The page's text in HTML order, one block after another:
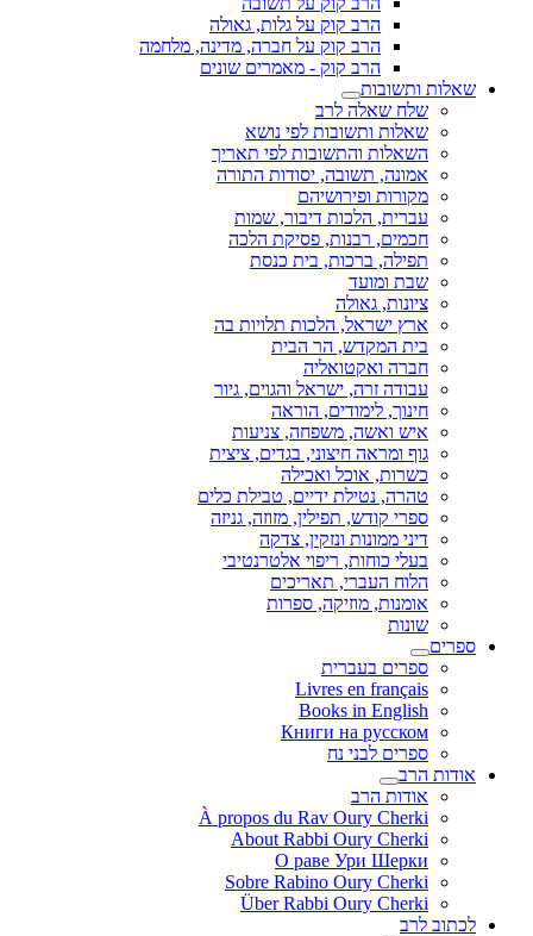
הרב קוק על גלות, גאולה
הרב קוק על חברה, מדינה, מלחמה
הרב קוק - מאמרים שונים
שאלות ותשובות
שלח שאלה לרב
שאלות ותשובות לפי נושא
השאלות והתשובות לפי תאריך
אמונה, תשובה, יסודות התורה
מקורות ופירושיהם
עברית, הלכות דיבור, שמות
חכמים, רבנות, פסיקת הלכה
תפילה, ברכות, בית כנסת
שבת ומועד
ציונות, גאולה
ארץ ישראל, הלכות תלויות בה
בית המקדש, הר הבית
חברה ואקטואליה
עבודה זרה, ישראל והגוים, גיור
חינוך, לימודים, הוראה
איש ואשה, משפחה, צניעות
גוף ומראה חיצוני, בגדים, ציצית
כשרות, אוכל ואכילה
טהרה, נטילת ידיים, טבילת כלים
ספרי קודש, תפילין, מזוזה, גניזה
דיני ממונות ונזקין, צדקה
בעלי כוחות, ריפוי אלטרנטיבי
הלוח העברי, תאריכים
אומנות, מוזיקה, ספרות
שונות
ספרים
ספרים בעברית
Livres en français
Books in English
Книги на русском
ספרים לבני נח
אודות הרב
אודות הרב
À propos du Rav Oury Cherki
About Rabbi Oury Cherki
О раве Ури Шерки
Sobre Rabino Oury Cherki
Über Rabbi Oury Cherki
לכתוב לרב